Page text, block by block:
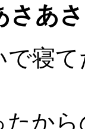
さあ
寝
から